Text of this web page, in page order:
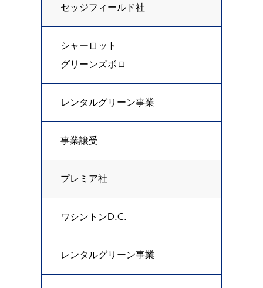
セッジフィールド社
シャーロット
グリーンズボロ
レンタルグリーン事業
事業譲受
プレミア社
ワシントンD.C.
レンタルグリーン事業